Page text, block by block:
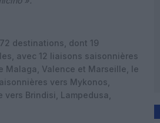
destinations, dont 19
avec 12 liaisons saisonnières
Malaga, Valence et Marseille, le
vers Mykonos,
Brindisi, Lampedusa,